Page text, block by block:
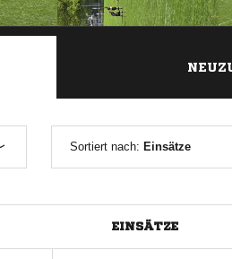
Sortiert nach: Einsätze
EINSÄTZE